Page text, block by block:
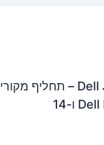
סוללת Dell J60J5 55Wh – תחליף מקורי